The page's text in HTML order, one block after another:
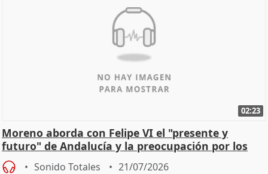
02:23
Moreno aborda con Felipe VI el "presente y
futuro" de Andalucía y la preocupación por los
incendios
Sonido Totales 21/07/2026